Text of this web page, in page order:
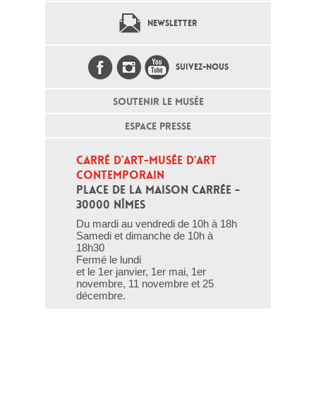
NEWSLETTER
SUIVEZ-NOUS
SOUTENIR LE MUSÉE
ESPACE PRESSE
CARRÉ D’ART-MUSÉE D’ART
CONTEMPORAIN
PLACE DE LA MAISON CARRÉE -
30000 NÎMES
Du mardi au vendredi de 10h à 18h
Samedi et dimanche de 10h à
18h30
Fermé le lundi
et le 1er janvier, 1er mai, 1er
novembre, 11 novembre et 25
décembre.